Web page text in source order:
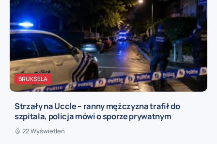
BRUKSELA
Strzały na Uccle – ranny mężczyzna trafił do
szpitala, policja mówi o sporze prywatnym
22 Wyświetleń